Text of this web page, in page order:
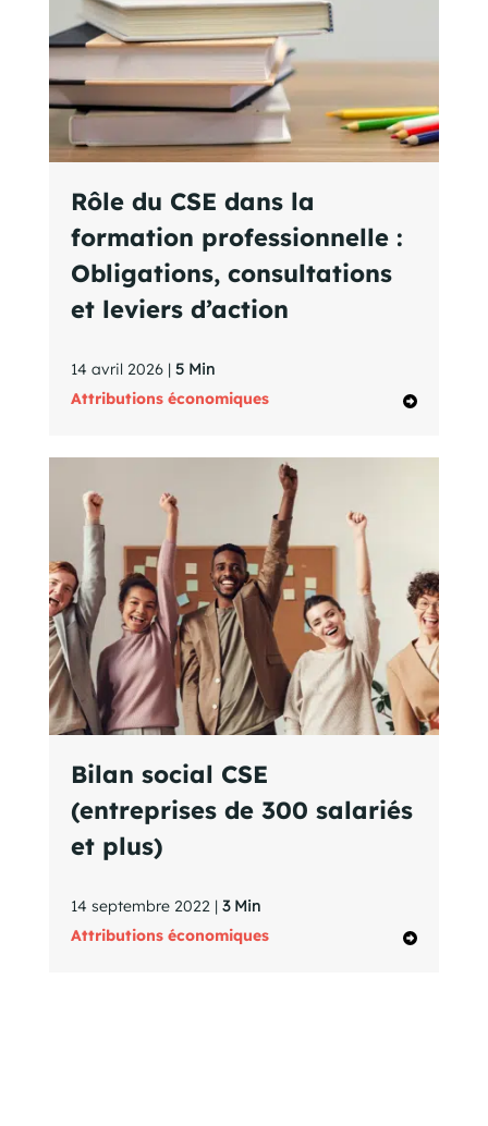
Rôle du CSE dans la
formation professionnelle :
Obligations, consultations
et leviers d’action
14 avril 2026 | 5 Min
Attributions économiques
Bilan social CSE
(entreprises de 300 salariés
et plus)
14 septembre 2022 | 3 Min
Attributions économiques